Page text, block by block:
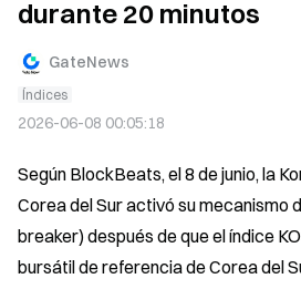
durante 20 minutos
GateNews
Índices
2026-06-08 00:05:18
Según BlockBeats, el 8 de junio, la
Corea del Sur activó su mecanismo
breaker) después de que el índice
bursátil de referencia de Corea del